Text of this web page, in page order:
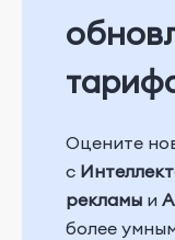
Оцените
с
рекламы и
более